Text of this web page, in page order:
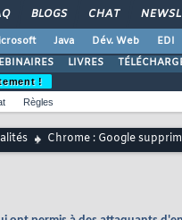
BLOGS CHAT
Java Dév. Web EDI
LIVRES
!
Règles
Chrome : Google